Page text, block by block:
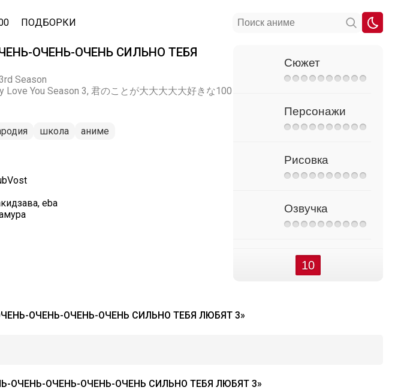
ПОДБОРКИ
ОЧЕНЬ-ОЧЕНЬ СИЛЬНО ТЕБЯ
Season
Love You Season 3, 君のことが大大大大大好きな100
школа аниме
eba
Сюжет
Персонажи
Рисовка
Озвучка
10
ОЧЕНЬ-ОЧЕНЬ-ОЧЕНЬ СИЛЬНО ТЕБЯ ЛЮБЯТ 3»
ОЧЕНЬ-ОЧЕНЬ-ОЧЕНЬ-ОЧЕНЬ СИЛЬНО ТЕБЯ ЛЮБЯТ 3»